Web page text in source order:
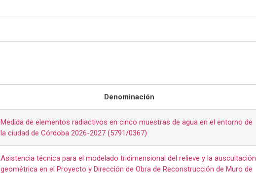
Denominación
Medida de elementos radiactivos en cinco muestras de agua en el entorno de
la ciudad de Córdoba 2026-2027 (5791/0367)
Asistencia técnica para el modelado tridimensional del relieve y la auscultación
geométrica en el Proyecto y Dirección de Obra de Reconstrucción de Muro de